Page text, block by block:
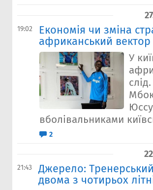
19:02
Економія чи зміна
африканський
У
вболівальниками
2
21:43
Джерело:
двома з чотирьох